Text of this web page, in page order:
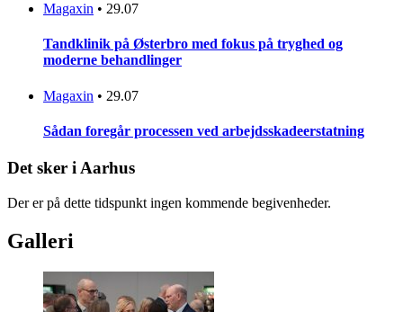
Magaxin • 29.07
Tandklinik på Østerbro med fokus på tryghed og
moderne behandlinger
Magaxin • 29.07
Sådan foregår processen ved arbejdsskadeerstatning
Det sker i Aarhus
Der er på dette tidspunkt ingen kommende begivenheder.
Galleri